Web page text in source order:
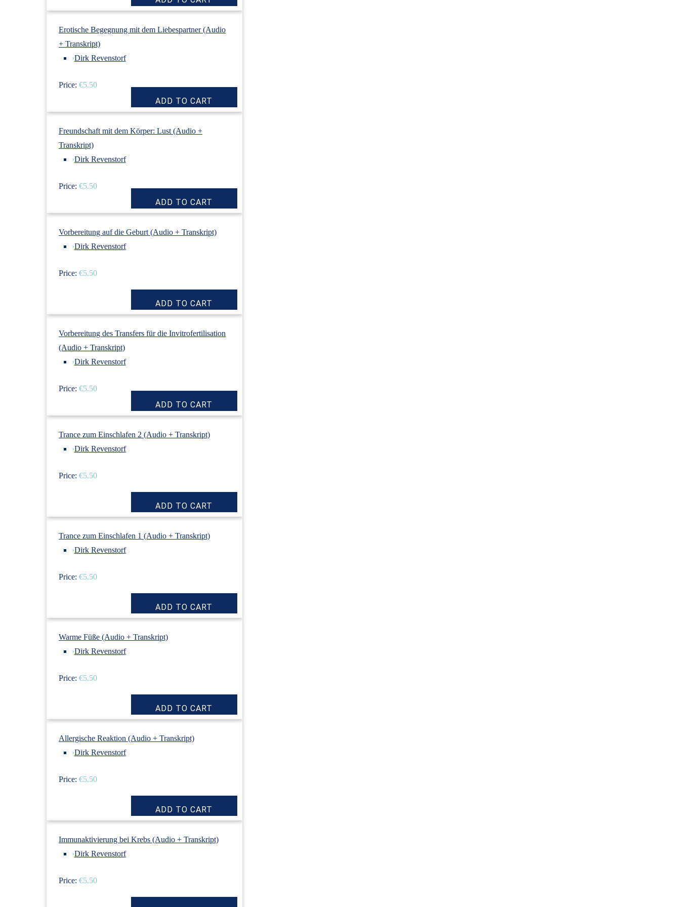
Erotische Begegnung mit dem Liebespartner (Audio
+ Transkript)
›Dirk Revenstorf
Price: €5.50
Freundschaft mit dem Körper: Lust (Audio +
Transkript)
›Dirk Revenstorf
Price: €5.50
Vorbereitung auf die Geburt (Audio + Transkript)
›Dirk Revenstorf
Price: €5.50
Vorbereitung des Transfers für die Invitrofertilisation
(Audio + Transkript)
›Dirk Revenstorf
Price: €5.50
Trance zum Einschlafen 2 (Audio + Transkript)
›Dirk Revenstorf
Price: €5.50
Trance zum Einschlafen 1 (Audio + Transkript)
›Dirk Revenstorf
Price: €5.50
Warme Füße (Audio + Transkript)
›Dirk Revenstorf
Price: €5.50
Allergische Reaktion (Audio + Transkript)
›Dirk Revenstorf
Price: €5.50
Immunaktivierung bei Krebs (Audio + Transkript)
›Dirk Revenstorf
Price: €5.50